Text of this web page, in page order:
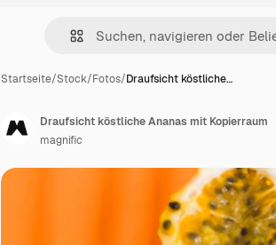
Startseite/Stock/Fotos/Draufsicht köstliche…
Draufsicht köstliche Ananas mit Kopierraum
magnific